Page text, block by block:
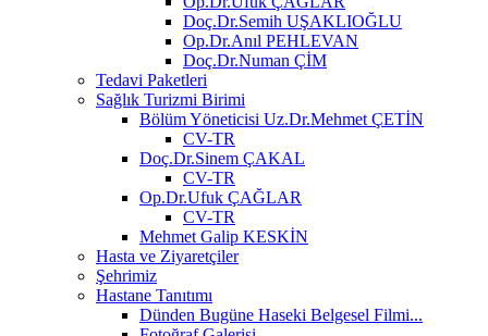
Doç.Dr.Semih UŞAKLIOĞLU
Op.Dr.Anıl PEHLEVAN
Doç.Dr.Numan ÇİM
Tedavi Paketleri
Sağlık Turizmi Birimi
Bölüm Yöneticisi Uz.Dr.Mehmet ÇETİN
CV-TR
Doç.Dr.Sinem ÇAKAL
CV-TR
Op.Dr.Ufuk ÇAĞLAR
CV-TR
Mehmet Galip KESKİN
Hasta ve Ziyaretçiler
Şehrimiz
Hastane Tanıtımı
Dünden Bugüne Haseki Belgesel Filmi...